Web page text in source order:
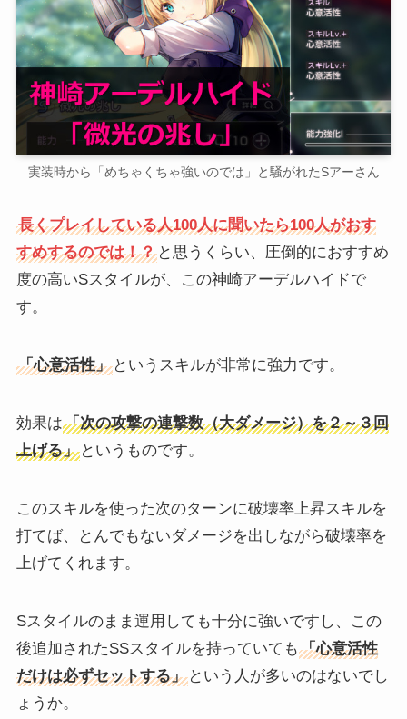
実装時から「めちゃくちゃ強いのでは」と騒がれたSアーさん
長くプレイしている人100人に聞いたら100人がおす
すめするのでは！？と思うくらい、圧倒的におすすめ
度の高いSスタイルが、この神崎アーデルハイドで
す。
「心意活性」というスキルが非常に強力です。
効果は「次の攻撃の連撃数（大ダメージ）を２～３回
上げる」というものです。
このスキルを使った次のターンに破壊率上昇スキルを
打てば、とんでもないダメージを出しながら破壊率を
上げてくれます。
Sスタイルのまま運用しても十分に強いですし、この
後追加されたSSスタイルを持っていても 「心意活性
だけは必ずセットする」という人が多いのはないでし
ょうか。